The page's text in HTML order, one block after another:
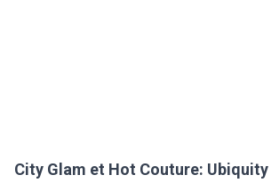
City Glam et Hot Couture: Ubiquity